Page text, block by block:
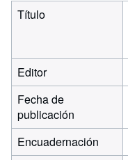
Título
Editor
Fecha de
publicación
Encuadernación